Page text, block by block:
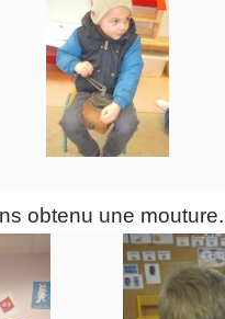
obtenu une mouture.